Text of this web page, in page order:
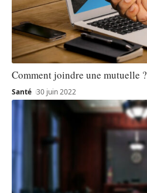
Comment joindre une mutuelle ?
Santé 30 juin 2022